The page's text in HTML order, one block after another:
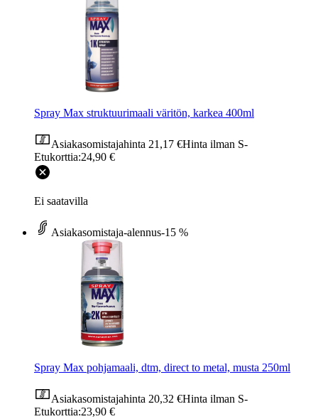
Spray Max struktuurimaali väritön, karkea 400ml
Asiakasomistajahinta 21,17 €Hinta ilman S-
Etukorttia:24,90 €
Ei saatavilla
Asiakasomistaja-alennus-15 %
Spray Max pohjamaali, dtm, direct to metal, musta 250ml
Asiakasomistajahinta 20,32 €Hinta ilman S-
Etukorttia:23,90 €